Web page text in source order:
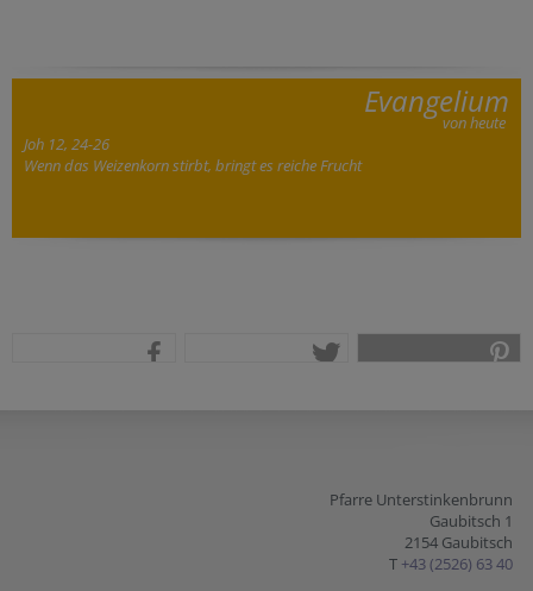
Evangelium
von heute
Joh 12, 24-26
Wenn das Weizenkorn stirbt, bringt es reiche Frucht
Pfarre Unterstinkenbrunn
Gaubitsch 1
2154 Gaubitsch
T +43 (2526) 63 40